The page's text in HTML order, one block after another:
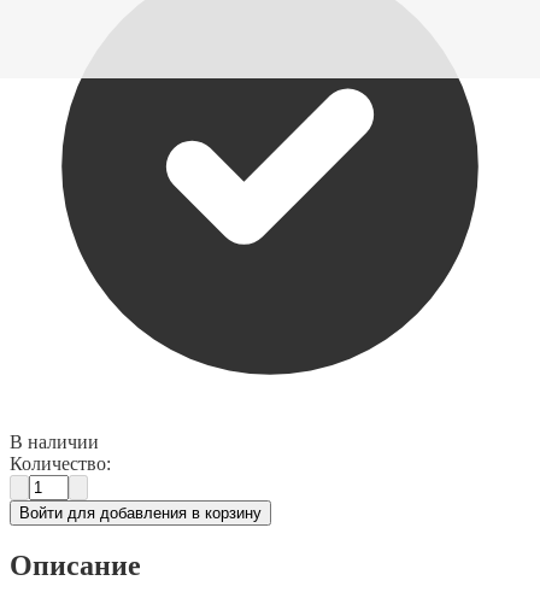
В наличии
Количество:
Войти для добавления в корзину
Описание